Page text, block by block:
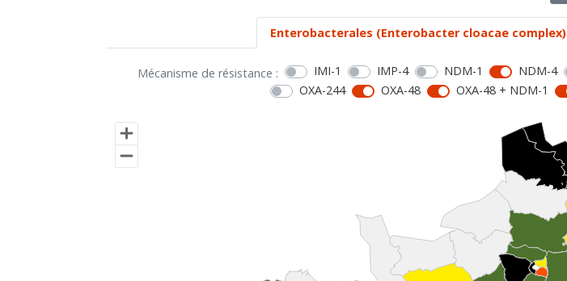
Enterobacterales (Enterobacter cloacae complex)
Mécanisme de résistance : IMI-1 IMP-4 NDM-1 NDM-4
OXA-244
OXA-48 OXA-48 + NDM-1